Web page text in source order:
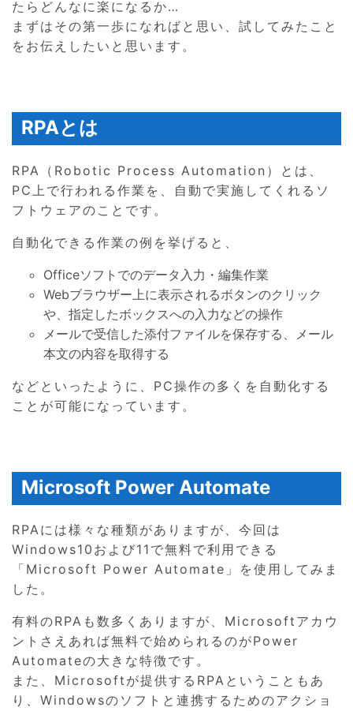
たらどんなに楽になるか…
まずはその第一歩になればと思い、試してみたこと
をお伝えしたいと思います。
RPAとは
RPA（Robotic Process Automation）とは、
PC上で行われる作業を、自動で実施してくれるソ
フトウェアのことです。
自動化できる作業の例を挙げると、
Officeソフトでのデータ入力・編集作業
Webブラウザー上に表示されるボタンのクリック
や、指定したボックスへの入力などの操作
メールで受信した添付ファイルを保存する、メール
本文の内容を取得する
などといったように、PC操作の多くを自動化する
ことが可能になっています。
Microsoft Power Automate
RPAには様々な種類がありますが、今回は
Windows10および11で無料で利用できる
「Microsoft Power Automate」を使用してみま
した。
有料のRPAも数多くありますが、Microsoftアカウ
ントさえあれば無料で始められるのがPower
Automateの大きな特徴です。
また、Microsoftが提供するRPAということもあ
り、Windowsのソフトと連携するためのアクショ